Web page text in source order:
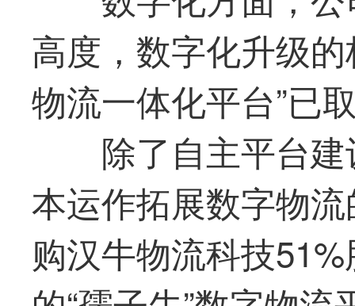
高度，数字化升级
物流一体化平台”已
除了自主平台
本运作拓展数字物
购汉牛物流科技